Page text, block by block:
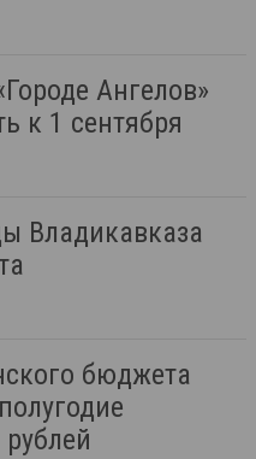
Ангелов»
к 1 сентября
Владикавказа
бюджета